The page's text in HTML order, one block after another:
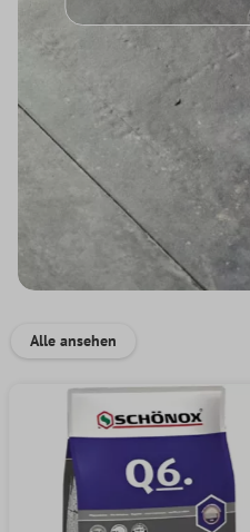
Alle ansehen